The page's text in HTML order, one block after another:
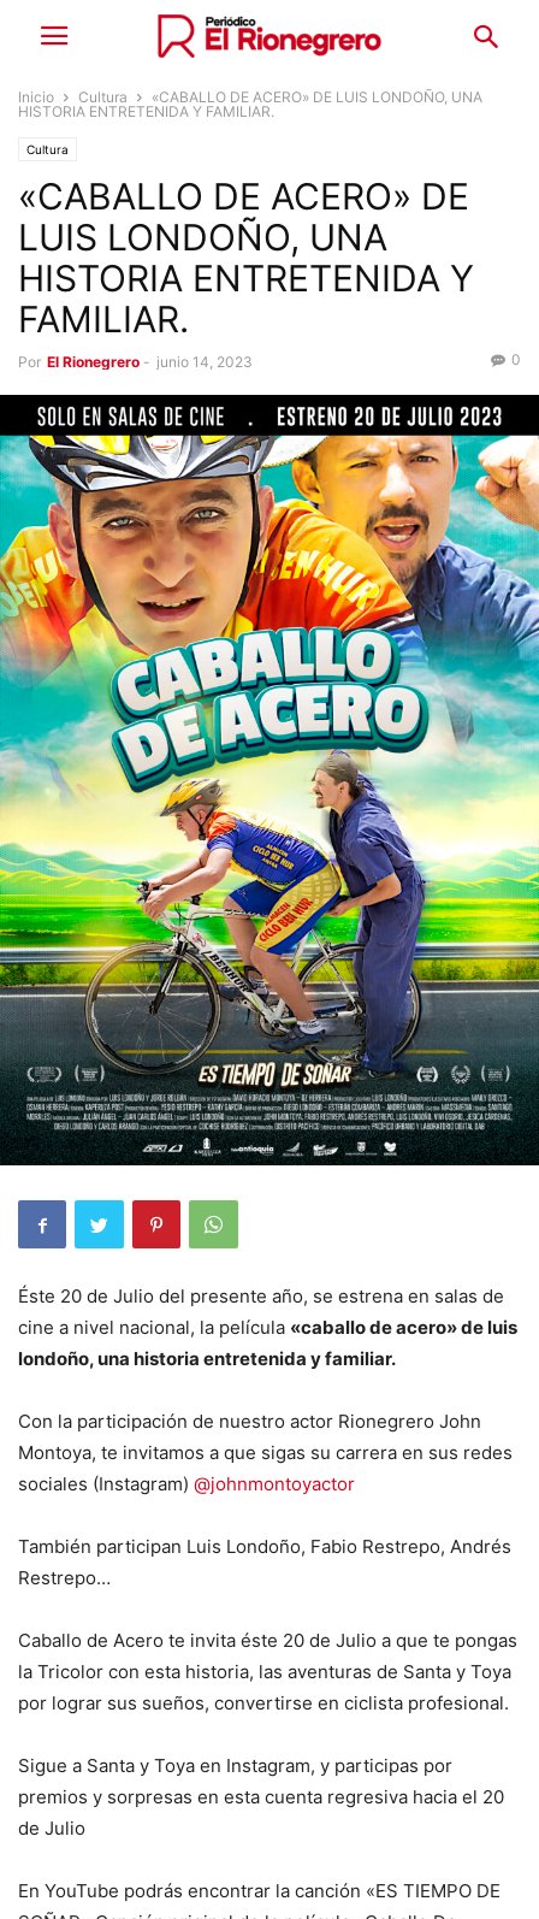
Inicio Cultura
«CABALLO DE ACERO» DE LUIS LONDOÑO, UNA
HISTORIA ENTRETENIDA Y FAMILIAR.
Cultura
«CABALLO DE ACERO» DE
LUIS LONDOÑO, UNA
HISTORIA ENTRETENIDA Y
FAMILIAR.
Por El Rionegrero - junio 14, 2023 0
Éste 20 de Julio del presente año, se estrena en salas de
cine a nivel nacional, la película «caballo de acero» de luis
londoño, una historia entretenida y familiar.
Con la participación de nuestro actor Rionegrero John
Montoya, te invitamos a que sigas su carrera en sus redes
sociales (Instagram) @johnmontoyactor
También participan Luis Londoño, Fabio Restrepo, Andrés
Restrepo…
Caballo de Acero te invita éste 20 de Julio a que te pongas
la Tricolor con esta historia, las aventuras de Santa y Toya
por lograr sus sueños, convertirse en ciclista profesional.
Sigue a Santa y Toya en Instagram, y participas por
premios y sorpresas en esta cuenta regresiva hacia el 20
de Julio
En YouTube podrás encontrar la canción «ES TIEMPO DE